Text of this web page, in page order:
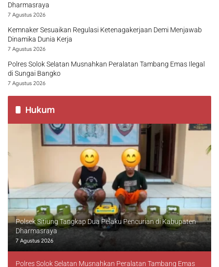
Dharmasraya
7 Agustus 2026
Kemnaker Sesuaikan Regulasi Ketenagakerjaan Demi Menjawab
Dinamika Dunia Kerja
7 Agustus 2026
Polres Solok Selatan Musnahkan Peralatan Tambang Emas Ilegal
di Sungai Bangko
7 Agustus 2026
Hukum
Polsek Sitiung Tangkap Dua Pelaku Pencurian di Kabupaten
Dharmasraya
7 Agustus 2026
Polres Solok Selatan Musnahkan Peralatan Tambang Emas